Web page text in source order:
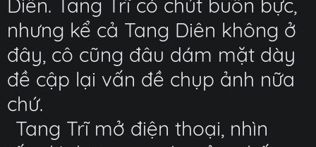
Diên. Tang Trĩ có chút buồn bực,
nhưng kể cả Tang Diên không ở
đây, cô cũng đâu dám mặt dày
đề cập lại vấn đề chụp ảnh nữa
chứ.
Tang Trĩ mở điện thoại, nhìn